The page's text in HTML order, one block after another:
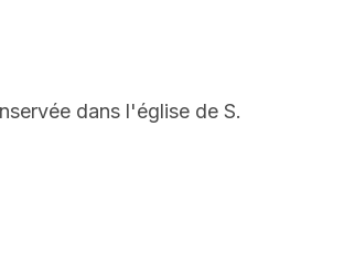
dans l'église de S.